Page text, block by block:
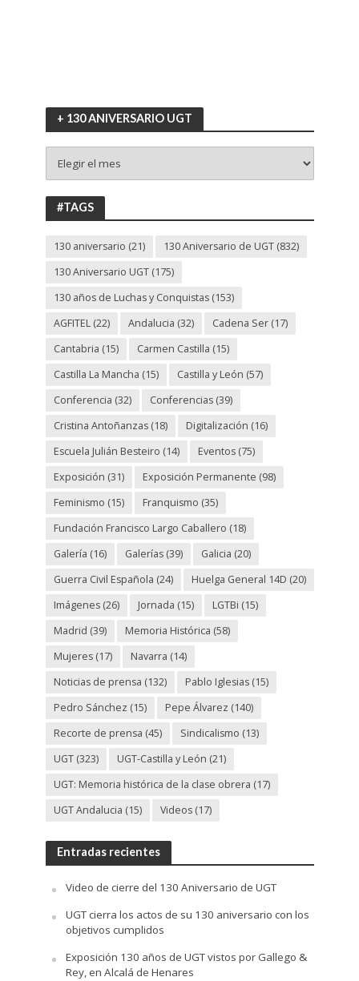
+ 130 ANIVERSARIO UGT
130
ANIVERSARIO
UGT
#TAGS
130 aniversario (21) 130 Aniversario de UGT(832)
130 Aniversario UGT(175)
130 años de Luchas y Conquistas(153)
AGFITEL(22) Andalucia (32) Cadena Ser(17)
Cantabria (15) Carmen Castilla (15)
Castilla La Mancha (15) Castilla y León (57)
Conferencia (32) Conferencias(39)
Cristina Antoñanzas(18) Digitalización (16)
Escuela Julián Besteiro (14) Eventos(75)
Exposición (31) Exposición Permanente (98)
Feminismo (15) Franquismo (35)
Fundación Francisco Largo Caballero (18)
Galería (16) Galerías(39) Galicia (20)
Guerra Civil Española (24) Huelga General 14D (20)
Imágenes(26) Jornada (15) LGTBi (15)
Madrid (39) Memoria Histórica (58)
Mujeres(17) Navarra (14)
Noticias de prensa (132) Pablo Iglesias(15)
Pedro Sánchez (15) Pepe Álvarez (140)
Recorte de prensa (45) Sindicalismo (13)
UGT(323) UGT-Castilla y León (21)
UGT: Memoria histórica de la clase obrera (17)
UGT Andalucia (15) Videos(17)
Entradas recientes
Video de cierre del 130 Aniversario de UGT
UGT cierra los actos de su 130 aniversario con los
objetivos cumplidos
Exposición 130 años de UGT vistos por Gallego &
Rey, en Alcalá de Henares